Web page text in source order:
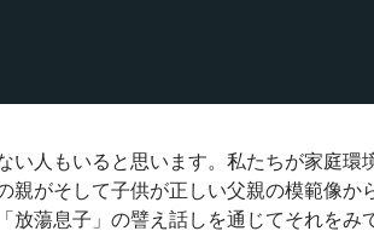
い人もいると思います。私たちが家庭環
親がそして子供が正しい父親の模範像か
放蕩息子」の譬え話しを通じてそれをみ